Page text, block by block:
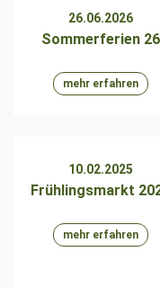
26.06.2026
Sommerferien 26
mehr erfahren
10.02.2025
Frühlingsmarkt
mehr erfahren